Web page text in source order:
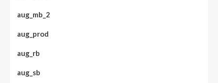
aug_mb_2
aug_prod
aug_rb
aug_sb